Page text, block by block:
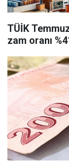
TÜİK
zam oranı